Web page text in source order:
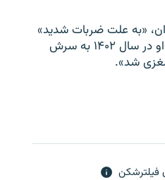
«به علت ضربات شدید»
که مأموران در هنگام بازداشت او در سال ۱۴۰۲ به سرش
شد».